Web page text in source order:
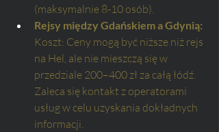
(maksymalnie 8-10 osób).
Rejsy między Gdańskiem a Gdynią:
Koszt: Ceny mogą być niższe niż rejs
na Hel, ale nie mieszczą się w
przedziale 200–400 zł za całą łódź.
Zaleca się kontakt z operatorami
usług w celu uzyskania dokładnych
informacji.